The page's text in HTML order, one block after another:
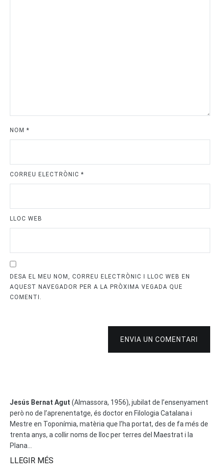
NOM *
CORREU ELECTRÒNIC *
LLOC WEB
DESA EL MEU NOM, CORREU ELECTRÒNIC I LLOC WEB EN
AQUEST NAVEGADOR PER A LA PRÒXIMA VEGADA QUE
COMENTI.
ENVIA UN COMENTARI
Jesús Bernat Agut (Almassora, 1956), jubilat de l’ensenyament
però no de l’aprenentatge, és doctor en Filologia Catalana i
Mestre en Toponímia, matèria que l’ha portat, des de fa més de
trenta anys, a collir noms de lloc per terres del Maestrat i la
Plana...
LLEGIR MÉS